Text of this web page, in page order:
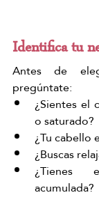
Identifica tu
Antes de
pregúntate:
¿Sientes el
o saturado?
¿Tu cabello
¿Buscas
¿Tienes
acumulada?